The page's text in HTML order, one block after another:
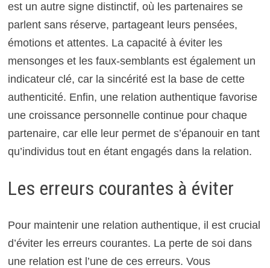
est un autre signe distinctif, où les partenaires se
parlent sans réserve, partageant leurs pensées,
émotions et attentes. La capacité à éviter les
mensonges et les faux-semblants est également un
indicateur clé, car la sincérité est la base de cette
authenticité. Enfin, une relation authentique favorise
une croissance personnelle continue pour chaque
partenaire, car elle leur permet de s’épanouir en tant
qu’individus tout en étant engagés dans la relation.
Les erreurs courantes à éviter
Pour maintenir une relation authentique, il est crucial
d’éviter les erreurs courantes. La perte de soi dans
une relation est l’une de ces erreurs. Vous